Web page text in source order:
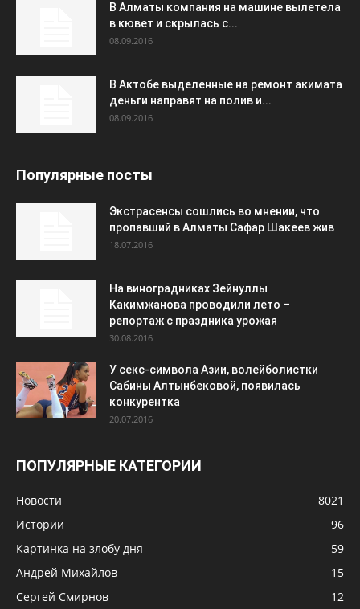
В Алматы компания на машине вылетела
в кювет и скрылась с...
08.09.2016
В Актобе выделенные на ремонт акимата
деньги направят на полив и...
08.09.2016
Популярные посты
Экстрасенсы сошлись во мнении, что
пропавший в Алматы Сафар Шакеев жив
18.07.2016
На виноградниках Зейнуллы
Какимжанова проводили лето –
репортаж с праздника урожая
30.08.2016
У секс-символа Азии, волейболистки
Сабины Алтынбековой, появилась
конкурентка
20.07.2016
ПОПУЛЯРНЫЕ КАТЕГОРИИ
Новости
8021
Истории
96
Картинка на злобу дня
59
Андрей Михайлов
15
Сергей Смирнов
12